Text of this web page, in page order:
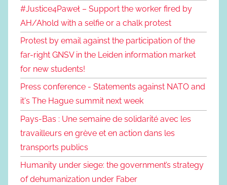
#Justice4Paweł – Support the worker fired by
AH/Ahold with a selfie or a chalk protest
Protest by email against the participation of the
far-right GNSV in the Leiden information market
for new students!
Press conference - Statements against NATO and
it's The Hague summit next week
Pays-Bas : Une semaine de solidarité avec les
travailleurs en grève et en action dans les
transports publics
Humanity under siege: the government’s strategy
of dehumanization under Faber